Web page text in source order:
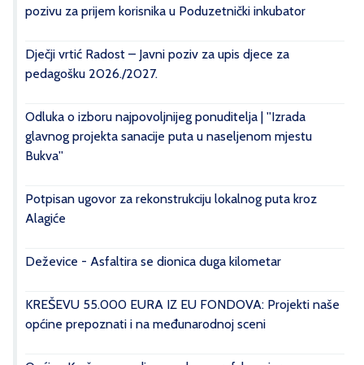
pozivu za prijem korisnika u Poduzetnički inkubator
Dječji vrtić Radost – Javni poziv za upis djece za
pedagošku 2026./2027.
Odluka o izboru najpovoljnijeg ponuditelja | ''Izrada
glavnog projekta sanacije puta u naseljenom mjestu
Bukva''
Potpisan ugovor za rekonstrukciju lokalnog puta kroz
Alagiće
Deževice - Asfaltira se dionica duga kilometar
KREŠEVU 55.000 EURA IZ EU FONDOVA: Projekti naše
općine prepoznati i na međunarodnoj sceni